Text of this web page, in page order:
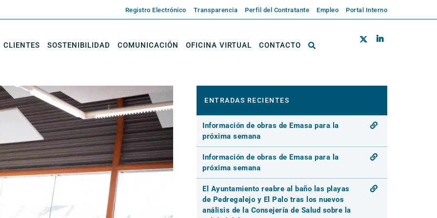
Registro Electrónico Transparencia Perfil del Contratante Empleo Portal Interno
CLIENTES SOSTENIBILIDAD COMUNICACIÓN OFICINA VIRTUAL CONTACTO
ENTRADAS RECIENTES
Información de obras de Emasa para la
próxima semana
Información de obras de Emasa para la
próxima semana
El Ayuntamiento reabre al baño las playas
de Pedregalejo y El Palo tras los nuevos
análisis de la Consejería de Salud sobre la